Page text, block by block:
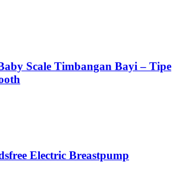
Scale Timbangan Bayi – Tipe
Electric Breastpump